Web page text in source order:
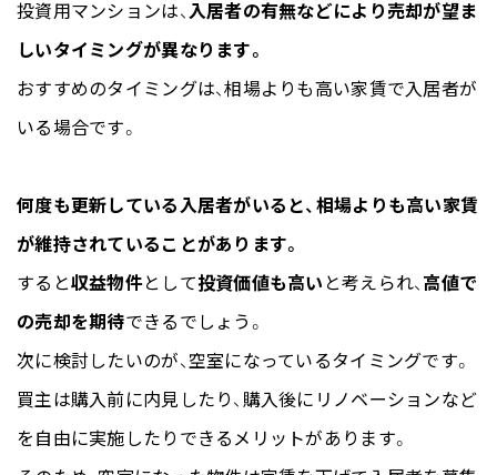
投資用マンションは、入居者の有無などにより売却が望ま
しいタイミングが異なります。
おすすめのタイミングは、相場よりも高い家賃で入居者が
いる場合です。
何度も更新している入居者がいると、相場よりも高い家賃
が維持されていることがあります。
すると収益物件として投資価値も高い と考えられ、 高値で
の売却を期待できるでしょう。
次に検討したいのが、空室になっているタイミングです。
買主は購入前に内見したり、購入後にリノベーションなど
を自由に実施したりできるメリットがあります。